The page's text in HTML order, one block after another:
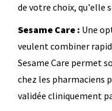
de votre choix, qu'elle
Sesame Care : Une
veulent combiner
Sesame Care permet
chez les pharmaciens
validée cliniquement